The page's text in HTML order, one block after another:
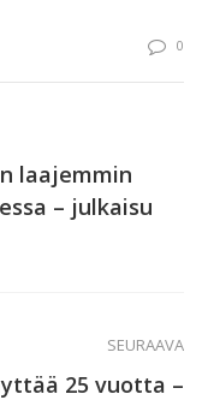
0
laajemmin
– julkaisu
SEURAAVA
25 vuotta –